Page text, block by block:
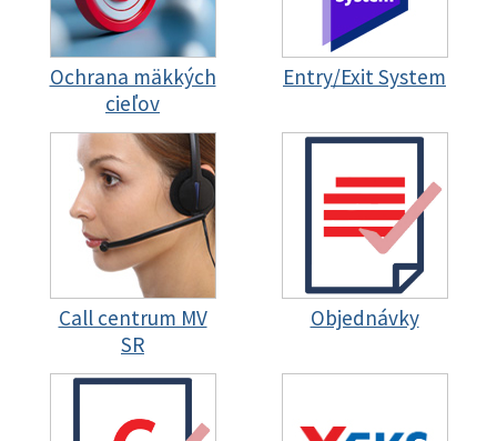
Ochrana mäkkých
cieľov
Entry/Exit System
Call centrum MV
SR
Objednávky